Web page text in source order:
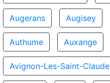
Augerans Augisey
Authume Auxange
Avignon-Les-Saint-Claude